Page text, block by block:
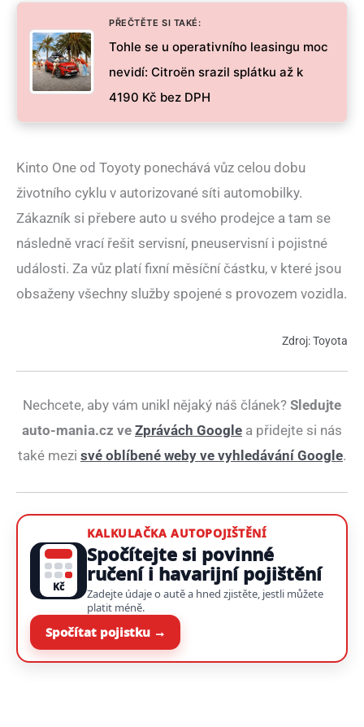
PŘEČTĚTE SI TAKÉ:
Tohle se u operativního leasingu moc
nevidí: Citroën srazil splátku až k
4190 Kč bez DPH
Kinto One od Toyoty ponechává vůz celou dobu
životního cyklu v autorizované síti automobilky.
Zákazník si přebere auto u svého prodejce a tam se
následně vrací řešit servisní, pneuservisní i pojistné
události. Za vůz platí fixní měsíční částku, v které jsou
obsaženy všechny služby spojené s provozem vozidla.
Zdroj: Toyota
Nechcete, aby vám unikl nějaký náš článek? Sledujte
auto-mania.cz ve Zprávách Google a přidejte si nás
také mezi své oblíbené weby ve vyhledávání Google.
Kč
KALKULAČKA AUTOPOJIŠTĚNÍ
Spočítejte si povinné
ručení i havarijní pojištění
Zadejte údaje o autě a hned zjistěte, jestli můžete
platit méně.
Spočítat pojistku →